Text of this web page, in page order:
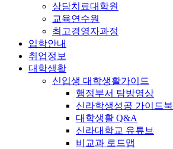
상담치료대학원
교육연수원
최고경영자과정
입학안내
취업정보
대학생활
신입생 대학생활가이드
행정부서 탐방영상
신라학생성공 가이드북
대학생활 Q&A
신라대학교 유튜브
비교과 로드맵